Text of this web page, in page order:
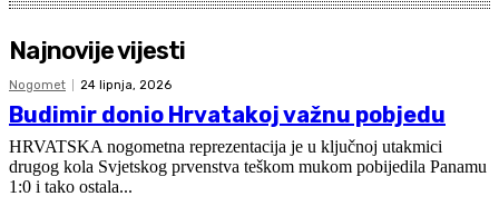
Najnovije vijesti
Nogomet 24 lipnja, 2026
Budimir donio Hrvatakoj važnu pobjedu
HRVATSKA nogometna reprezentacija je u ključnoj utakmici
drugog kola Svjetskog prvenstva teškom mukom pobijedila Panamu
1:0 i tako ostala...